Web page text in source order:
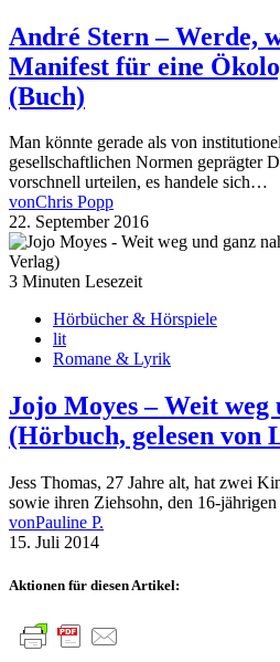
André Stern – Werde,
Manifest für eine
(Buch)
Man könnte gerade als von
gesellschaftlichen Normen geprägter
vorschnell urteilen, es handele sich…
vonChris Popp
22. September 2016
3 Minuten Lesezeit
Hörbücher & Hörspiele
lit
Romane & Lyrik
Jojo Moyes – Weit weg
(Hörbuch, gelesen von
Jess Thomas, 27 Jahre alt, hat zwei
sowie ihren Ziehsohn, den 16-
vonPauline P.
15. Juli 2014
Aktionen für diesen Artikel: